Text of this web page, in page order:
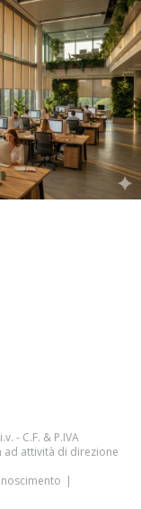
- C.F. & P.IVA
ad attività di direzione